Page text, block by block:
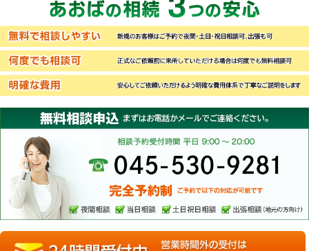
あおばの相続3つの安心
無料で相談しやすい
新規のお客様はご予約で夜間・土日・祝日相談可、出張も可
何度でも相談可
正式なご依頼前に来所していただける場合は何度でも無料相
明確な費用
安心してご依頼いただけるよう明確な費用体系で丁寧なご説
無料相談申込
まずはお電話かメールでご連絡ください。
完全予約制。ご予約で以下の対応が可能です。
夜間相談・当日相談・土日祝日相談・出張相談（地元の方向